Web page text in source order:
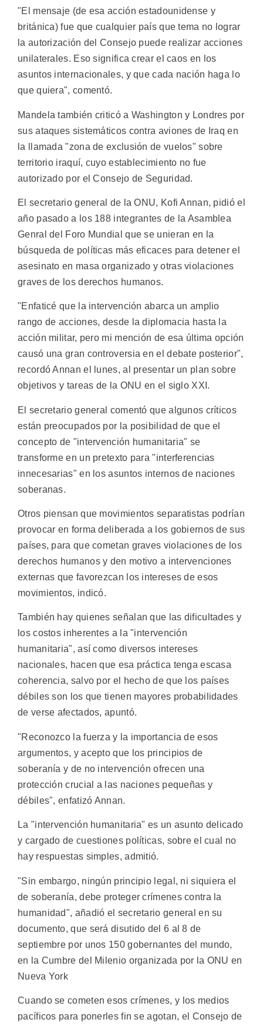
"El mensaje (de esa acción estadounidense y
británica) fue que cualquier país que tema no lograr
la autorización del Consejo puede realizar acciones
unilaterales. Eso significa crear el caos en los
asuntos internacionales, y que cada nación haga lo
que quiera", comentó.
Mandela también criticó a Washington y Londres por
sus ataques sistemáticos contra aviones de Iraq en
la llamada "zona de exclusión de vuelos" sobre
territorio iraquí, cuyo establecimiento no fue
autorizado por el Consejo de Seguridad.
El secretario general de la ONU, Kofi Annan, pidió el
año pasado a los 188 integrantes de la Asamblea
Genral del Foro Mundial que se unieran en la
búsqueda de políticas más eficaces para detener el
asesinato en masa organizado y otras violaciones
graves de los derechos humanos.
"Enfaticé que la intervención abarca un amplio
rango de acciones, desde la diplomacia hasta la
acción militar, pero mi mención de esa última opción
causó una gran controversia en el debate posterior",
recordó Annan el lunes, al presentar un plan sobre
objetivos y tareas de la ONU en el siglo XXI.
El secretario general comentó que algunos críticos
están preocupados por la posibilidad de que el
concepto de "intervención humanitaria" se
transforme en un pretexto para "interferencias
innecesarias" en los asuntos internos de naciones
soberanas.
Otros piensan que movimientos separatistas podrían
provocar en forma deliberada a los gobiernos de sus
países, para que cometan graves violaciones de los
derechos humanos y den motivo a intervenciones
externas que favorezcan los intereses de esos
movimientos, indicó.
También hay quienes señalan que las dificultades y
los costos inherentes a la "intervención
humanitaria", así como diversos intereses
nacionales, hacen que esa práctica tenga escasa
coherencia, salvo por el hecho de que los países
débiles son los que tienen mayores probabilidades
de verse afectados, apuntó.
"Reconozco la fuerza y la importancia de esos
argumentos, y acepto que los principios de
soberanía y de no intervención ofrecen una
protección crucial a las naciones pequeñas y
débiles", enfatizó Annan.
La "intervención humanitaria" es un asunto delicado
y cargado de cuestiones políticas, sobre el cual no
hay respuestas simples, admitió.
"Sin embargo, ningún principio legal, ni siquiera el
de soberanía, debe proteger crímenes contra la
humanidad", añadió el secretario general en su
documento, que será disutido del 6 al 8 de
septiembre por unos 150 gobernantes del mundo,
en la Cumbre del Milenio organizada por la ONU en
Nueva York
Cuando se cometen esos crímenes, y los medios
pacíficos para ponerles fin se agotan, el Consejo de